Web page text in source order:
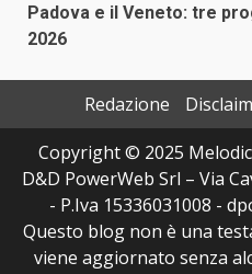
Padova e il Veneto: tre
2026
Redazione
Copyright © 2025
D&D PowerWeb Srl – Via
- P.Iva 15336031008 -
Questo blog non è una
viene aggiornato senza